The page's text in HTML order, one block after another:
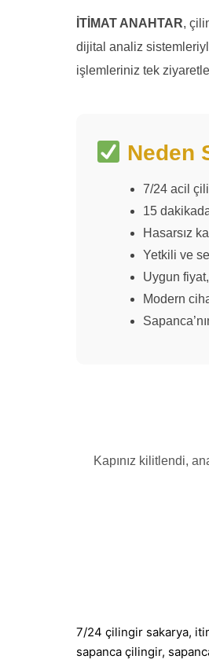
İTİMAT ANAHTAR,
dijital analiz
işlemleriniz tek
Neden
7/24 acil
15
Hasarsız
Yetkili ve
Uygun
Modern
Kapınız kilitlendi,
7/24 çilingir sakarya,
sapanca çilingir,